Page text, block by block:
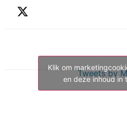
Tweets by
Klik om
en deze inhoud in